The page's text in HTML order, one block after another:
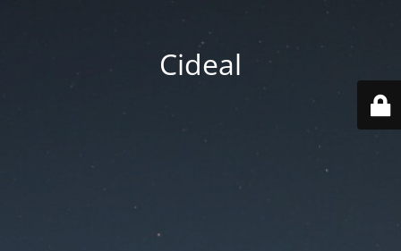
Cideal